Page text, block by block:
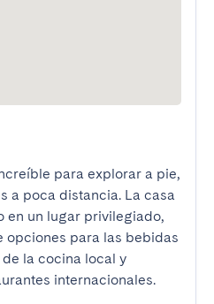
para explorar a pie,
a poca distancia. La casa
en un lugar privilegiado,
opciones para las bebidas
la cocina local y
internacionales.